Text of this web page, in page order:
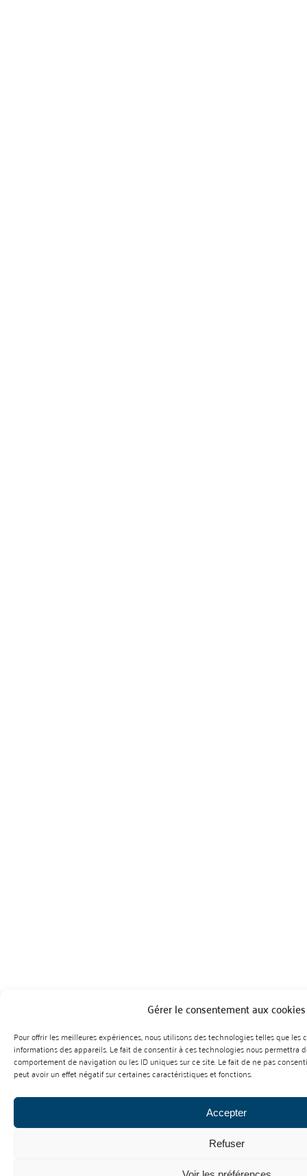
Gérer le consentement aux cookies
Pour offrir les meilleures expériences, nous utilisons des technologies telles que
informations des appareils. Le fait de consentir à ces technologies nous permettra
comportement de navigation ou les ID uniques sur ce site. Le fait de ne pas
peut avoir un effet négatif sur certaines caractéristiques et fonctions.
Accepter
Refuser